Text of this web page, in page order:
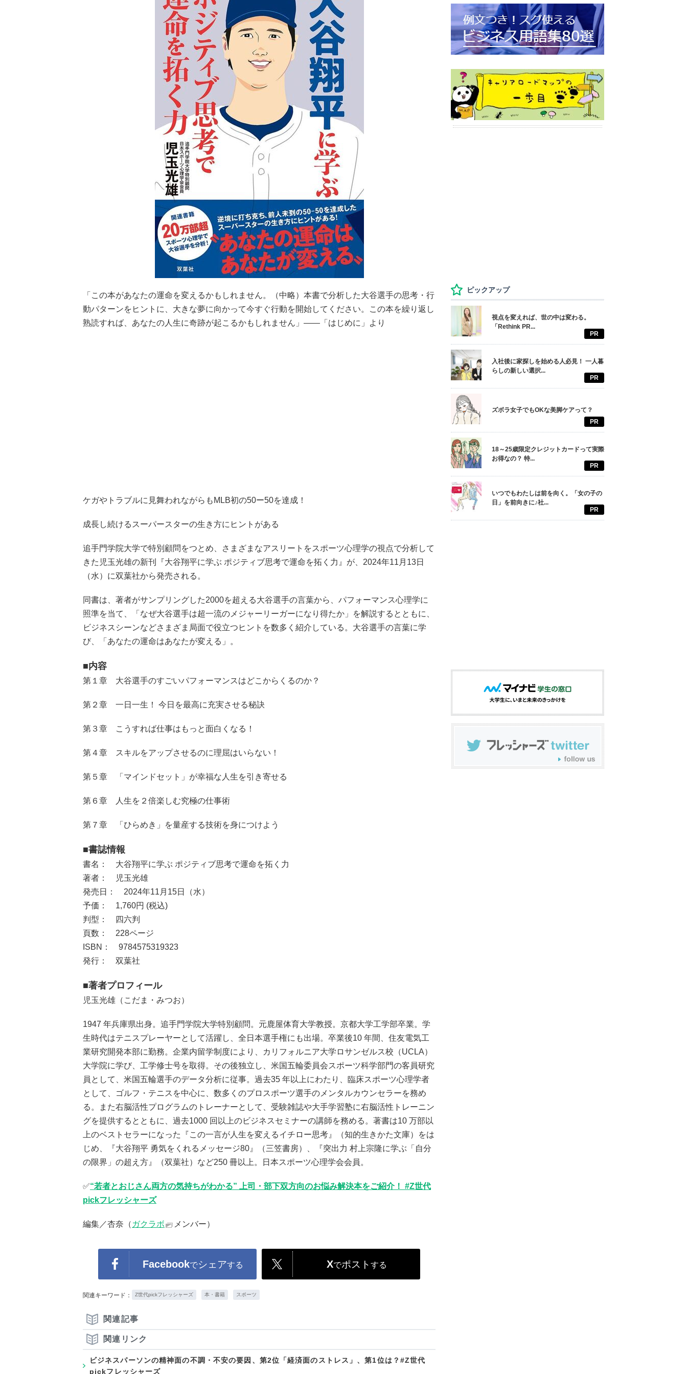
「この本があなたの運命を変えるかもしれません。（中略）本書で分析した大谷選手の思考・行
動パターンをヒントに、大きな夢に向かって今すぐ行動を開始してください。この本を繰り返し
熟読すれば、あなたの人生に奇跡が起こるかもしれません」――「はじめに」より
ケガやトラブルに見舞われながらもMLB初の50ー50を達成！
成長し続けるスーパースターの生き方にヒントがある
追手門学院大学で特別顧問をつとめ、さまざまなアスリートをスポーツ心理学の視点で分析して
きた児玉光雄の新刊『大谷翔平に学ぶ ポジティブ思考で運命を拓く力』が、2024年11月13日
（水）に双葉社から発売される。
同書は、著者がサンプリングした2000を超える大谷選手の言葉から、パフォーマンス心理学に
照準を当て、「なぜ大谷選手は超一流のメジャーリーガーになり得たか」を解説するとともに、
ビジネスシーンなどさまざま局面で役立つヒントを数多く紹介している。大谷選手の言葉に学
び、「あなたの運命はあなたが変える」。
■内容
第１章 大谷選手のすごいパフォーマンスはどこからくるのか？
第２章 一日一生！ 今日を最高に充実させる秘訣
第３章 こうすれば仕事はもっと面白くなる！
第４章 スキルをアップさせるのに理屈はいらない！
第５章 「マインドセット」が幸福な人生を引き寄せる
第６章 人生を２倍楽しむ究極の仕事術
第７章 「ひらめき」を量産する技術を身につけよう
■書誌情報
書名： 大谷翔平に学ぶ ポジティブ思考で運命を拓く力
著者： 児玉光雄
発売日： 2024年11月15日（水）
予価： 1,760円 (税込)
判型： 四六判
頁数： 228ページ
ISBN： 9784575319323
発行： 双葉社
■著者プロフィール
児玉光雄（こだま・みつお）
1947 年兵庫県出身。追手門学院大学特別顧問。元鹿屋体育大学教授。京都大学工学部卒業。学
生時代はテニスプレーヤーとして活躍し、全日本選手権にも出場。卒業後10 年間、住友電気工
業研究開発本部に勤務。企業内留学制度により、カリフォルニア大学ロサンゼルス校（UCLA）
大学院に学び、工学修士号を取得。その後独立し、米国五輪委員会スポーツ科学部門の客員研究
員として、米国五輪選手のデータ分析に従事。過去35 年以上にわたり、臨床スポーツ心理学者
として、ゴルフ・テニスを中心に、数多くのプロスポーツ選手のメンタルカウンセラーを務め
る。また右脳活性プログラムのトレーナーとして、受験雑誌や大手学習塾に右脳活性トレーニン
グを提供するとともに、過去1000 回以上のビジネスセミナーの講師を務める。著書は10 万部以
上のベストセラーになった『この一言が人生を変えるイチロー思考』（知的生きかた文庫）をは
じめ、『大谷翔平 勇気をくれるメッセージ80』（三笠書房）、『突出力 村上宗隆に学ぶ「自分
の限界」の超え方』（双葉社）など250 冊以上。日本スポーツ心理学会会員。
✅“若者とおじさん両方の気持ちがわかる” 上司・部下双方向のお悩み解決本をご紹介！ #Z世代
pickフレッシャーズ
編集／杏奈（ ガクラボ メンバー）
Facebookでシェアする Xでポスト する
関連キーワード： Z世代pickフレッシャーズ 本・書籍 スポーツ
関連記事
関連リンク
ビジネスパーソンの精神面の不調・不安の要因、第2位「経済面のストレス」、第1位は？#Z世代
pickフレッシャーズ
ピックアップ
視点を変えれば、世の中は変わる。
「Rethink PR...
PR
入社後に家探しを始める人必見！ 一人暮
らしの新しい選択...
PR
ズボラ女子でもOKな美脚ケアって？
PR
18～25歳限定クレジットカードって実際
お得なの？ 特...
PR
いつでもわたしは前を向く。「女の子の
日」を前向きに♪社...
PR